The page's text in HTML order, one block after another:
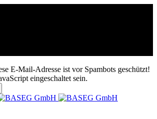
E-Mail-Adresse ist vor Spambots geschützt!
eingeschaltet sein.